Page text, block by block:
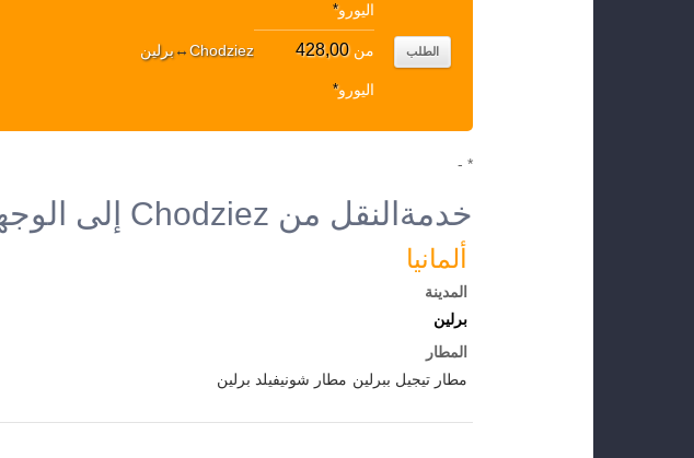
اليورو*
Chodziez
↔برلين من428,00
اليورو*
الطلب
* -
خدمةالنقل من Chodziez إلى الوجهات الأخرى
ألمانيا
المدينة
برلين
المطار
مطار تيجيل ببرلين مطار شونيفيلد برلين